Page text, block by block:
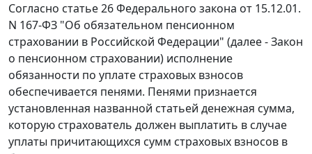
Согласно статье 26Федерального закона от 15.12.01.
N 167-ФЗ "Об обязательном пенсионном
страховании в Российской Федерации" (далее - Закон
о пенсионном страховании) исполнение
обязанности по уплате страховых взносов
обеспечивается пенями. Пенями признается
установленная названной статьей денежная сумма,
которую страхователь должен выплатить в случае
уплаты причитающихся сумм страховых взносов в